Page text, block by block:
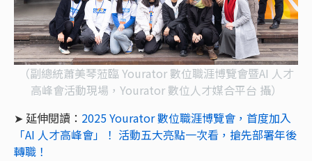
（副總統蕭美琴蒞臨 Yourator 數位職涯博覽會暨AI 人才
高峰會活動現場，Yourator 數位人才媒合平台 攝）
➤ 延伸閱讀： 2025 Yourator 數位職涯博覽會，首度加入
「AI 人才高峰會」！ 活動五大亮點一次看，搶先部署年後
轉職！